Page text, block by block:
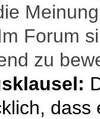
Forum
zu